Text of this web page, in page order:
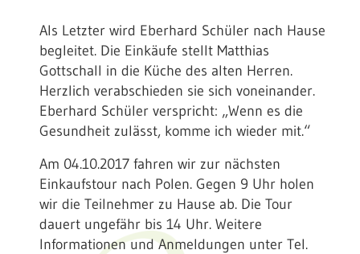
Als Letzter wird Eberhard Schüler nach Hause
begleitet. Die Einkäufe stellt Matthias
Gottschall in die Küche des alten Herren.
Herzlich verabschieden sie sich voneinander.
Eberhard Schüler verspricht: „Wenn es die
Gesundheit zulässt, komme ich wieder mit.“
Am 04.10.2017 fahren wir zur nächsten
Einkaufstour nach Polen. Gegen 9 Uhr holen
wir die Teilnehmer zu Hause ab. Die Tour
dauert ungefähr bis 14 Uhr. Weitere
Informationen und Anmeldungen unter Tel.